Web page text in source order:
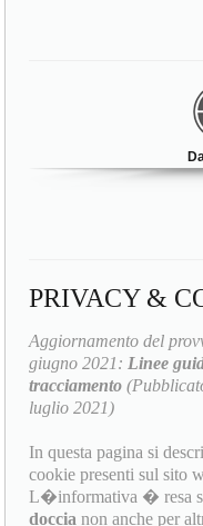
PRIVACY &
Aggiornamento del
giugno 2021: Linee
tracciamento
luglio 2021)
In questa pagina si
cookie presenti sul sito
L�informativa � resa
doccia non anche per